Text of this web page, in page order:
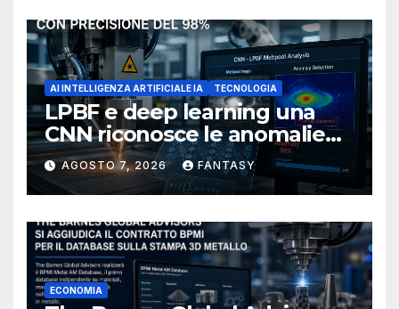
AI INTELLIGENZA ARTIFICIALE IA TECNOLOGIA
LPBF e deep learning una
CNN riconosce le anomalie
del bagno di fusione
AGOSTO 7, 2026 FANTASY
ECONOMIA